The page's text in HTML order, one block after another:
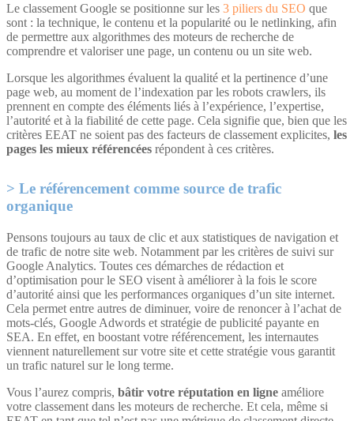
Le classement Google se positionne sur les 3 piliers du SEO que
sont : la technique, le contenu et la popularité ou le netlinking, afin
de permettre aux algorithmes des moteurs de recherche de
comprendre et valoriser une page, un contenu ou un site web.
Lorsque les algorithmes évaluent la qualité et la pertinence d’une
page web, au moment de l’indexation par les robots crawlers, ils
prennent en compte des éléments liés à l’expérience, l’expertise,
l’autorité et à la fiabilité de cette page. Cela signifie que, bien que les
critères EEAT ne soient pas des facteurs de classement explicites, les
pages les mieux référencées répondent à ces critères.
Le référencement comme source de trafic
organique
Pensons toujours au taux de clic et aux statistiques de navigation et
de trafic de notre site web. Notamment par les critères de suivi sur
Google Analytics. Toutes ces démarches de rédaction et
d’optimisation pour le SEO visent à améliorer à la fois le score
d’autorité ainsi que les performances organiques d’un site internet.
Cela permet entre autres de diminuer, voire de renoncer à l’achat de
mots-clés, Google Adwords et stratégie de publicité payante en
SEA. En effet, en boostant votre référencement, les internautes
viennent naturellement sur votre site et cette stratégie vous garantit
un trafic naturel sur le long terme.
Vous l’aurez compris, bâtir votre réputation en ligne améliore
votre classement dans les moteurs de recherche. Et cela, même si